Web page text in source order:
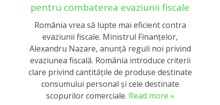
pentru combaterea evaziunii fiscale
România vrea să lupte mai eficient contra
evaziunii fiscale. Ministrul Finanțelor,
Alexandru Nazare, anunță reguli noi privind
evaziunea fiscală. România introduce criterii
clare privind cantitățile de produse destinate
consumului personal și cele destinate
scopurilor comerciale. Read more »